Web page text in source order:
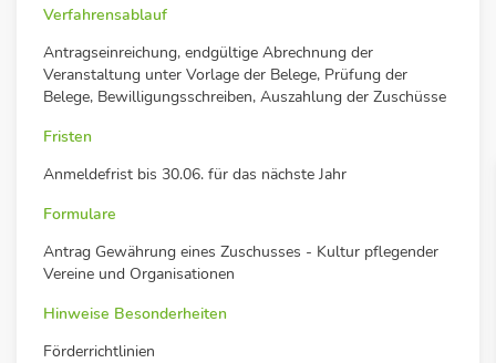
Verfahrensablauf
Antragseinreichung, endgültige Abrechnung der
Veranstaltung unter Vorlage der Belege, Prüfung der
Belege, Bewilligungsschreiben, Auszahlung der Zuschüsse
Fristen
Anmeldefrist bis 30.06. für das nächste Jahr
Formulare
Antrag Gewährung eines Zuschusses - Kultur pflegender
Vereine und Organisationen
Hinweise Besonderheiten
Förderrichtlinien